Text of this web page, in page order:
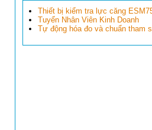
Thiết bị kiểm tra lực căng
Tuyển Nhân Viên Kinh Doanh
Tự động hóa đo và chuẩn tham